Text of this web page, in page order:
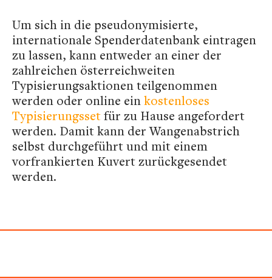
Um sich in die pseudonymisierte,
internationale Spenderdatenbank eintragen
zu lassen, kann entweder an einer der
zahlreichen österreichweiten
Typisierungsaktionen teilgenommen
werden oder online einkostenloses
Typisierungssetfür zu Hause angefordert
werden. Damit kann der Wangenabstrich
selbst durchgeführt und mit einem
vorfrankierten Kuvert zurückgesendet
werden.